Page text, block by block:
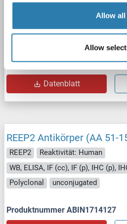
Allow all
Allow
350)
Wirt: Kaninchen
Polyclonal
Produktnummer ABIN1693358
Datenblatt
REEP2 Antikörper (AA 51-
REEP2
Reaktivität: Human
Polyclonal
unconjugated
Produktnummer ABIN1714127